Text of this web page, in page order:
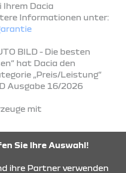
Ihrem Dacia
Informationen unter:
BILD - Die besten
hat Dacia den
„Preis/Leistung“
Ausgabe 16/2026
mit
Sie Ihre Auswahl!
ihre Partner verwenden